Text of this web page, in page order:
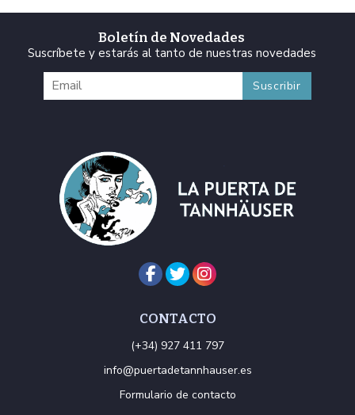
Boletín de Novedades
Suscríbete y estarás al tanto de nuestras novedades
CONTACTO
(+34) 927 411 797
info@puertadetannhauser.es
Formulario de contacto